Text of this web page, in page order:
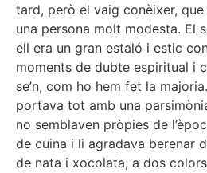
tard, però el vaig conèixer, que
una persona molt modesta. El
ell era un gran estaló i estic
moments de dubte espiritual i
se’n, com ho hem fet la
portava tot amb una
no semblaven pròpies de
de cuina i li agradava berenar
de nata i xocolata, a dos